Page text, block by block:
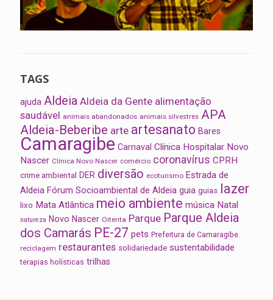
TAGS
ajuda Aldeia Aldeia da Gente alimentação
saudável animais abandonados animais silvestres APA
Aldeia-Beberibe arte artesanato Bares
Camaragibe Carnaval Clínica Hospitalar Novo
Nascer Clínica Novo Nascer comércio coronavírus CPRH
crime ambiental DER diversão ecoturismo Estrada de
Aldeia Fórum Socioambiental de Aldeia guia guias lazer
lixo Mata Atlântica meio ambiente música Natal
natureza Novo Nascer Oitenta Parque Parque Aldeia
dos Camarás PE-27 pets Prefeitura de Camaragibe
reciclagem restaurantes solidariedade sustentabilidade
terapias holísticas trilhas